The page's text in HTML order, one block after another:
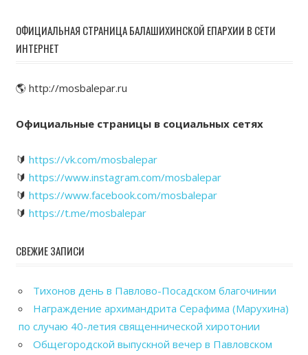
ОФИЦИАЛЬНАЯ СТРАНИЦА БАЛАШИХИНСКОЙ ЕПАРХИИ В СЕТИ
ИНТЕРНЕТ
🌎 http://mosbalepar.ru
Официальные страницы в социальных сетях
🔰 https://vk.com/mosbalepar
🔰 https://www.instagram.com/mosbalepar
🔰 https://www.facebook.com/mosbalepar
🔰 https://t.me/mosbalepar
СВЕЖИЕ ЗАПИСИ
Тихонов день в Павлово-Посадском благочинии
Награждение архимандрита Серафима (Марухина)
по случаю 40-летия священнической хиротонии
Общегородской выпускной вечер в Павловском